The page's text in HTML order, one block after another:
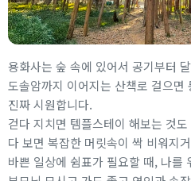
용화사는 숲 속에 있어서 공기부터
도솔암까지 이어지는 산책로 걸으면
진짜 시원합니다.
걷다 지치면 템플스테이 해보는 것
다 보면 복잡한 머릿속이 싹 비워지
바쁜 일상에 쉼표가 필요할 때, 나를